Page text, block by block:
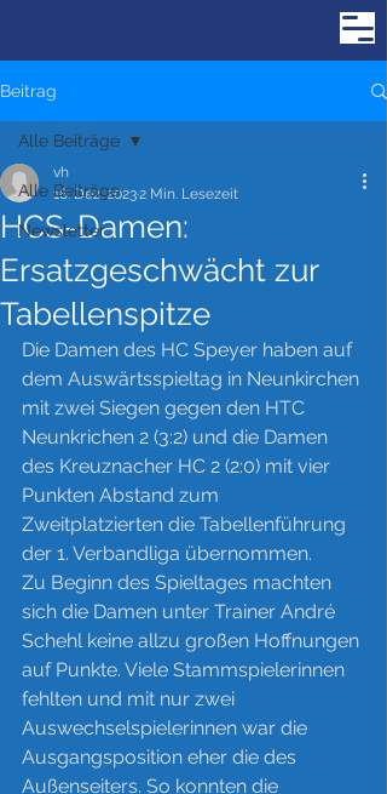
Beitrag
Alle Beiträge
Newsletter
Alle Beiträge
HCS-Damen:
Ersatzgeschwächt zur
Tabellenspitze
vh
18. Dez. 20232 Min. Lesezeit
Die Damen des HC Speyer haben auf
dem Auswärtsspieltag in Neunkirchen
mit zwei Siegen gegen den HTC
Neunkrichen 2 (3:2) und die Damen
des Kreuznacher HC 2 (2:0) mit vier
Punkten Abstand zum
Zweitplatzierten die Tabellenführung
der 1. Verbandliga übernommen.
Zu Beginn des Spieltages machten
sich die Damen unter Trainer André
Schehl keine allzu großen Hoffnungen
auf Punkte. Viele Stammspielerinnen
fehlten und mit nur zwei
Auswechselspielerinnen war die
Ausgangsposition eher die des
Außenseiters. So konnten die